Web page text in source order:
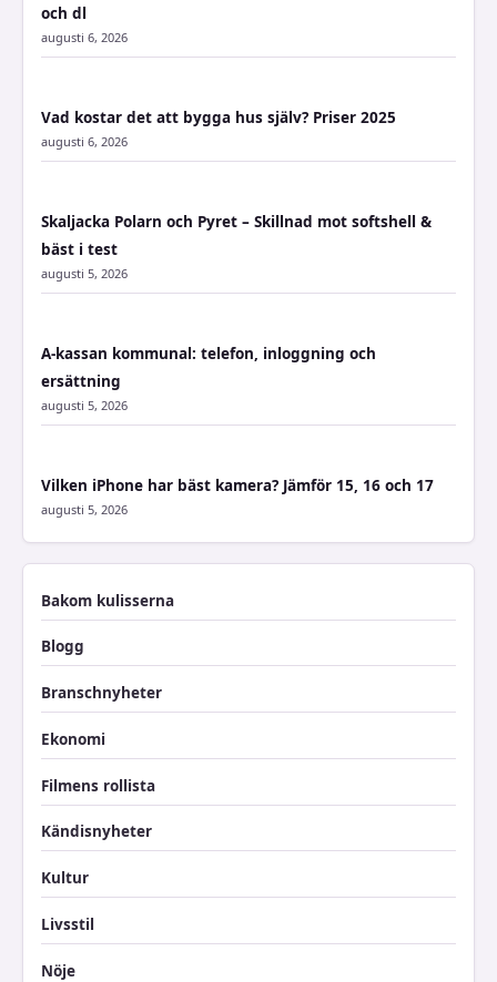
och dl
augusti 6, 2026
Vad kostar det att bygga hus själv? Priser 2025
augusti 6, 2026
Skaljacka Polarn och Pyret – Skillnad mot softshell &
bäst i test
augusti 5, 2026
A-kassan kommunal: telefon, inloggning och
ersättning
augusti 5, 2026
Vilken iPhone har bäst kamera? Jämför 15, 16 och 17
augusti 5, 2026
Bakom kulisserna
Blogg
Branschnyheter
Ekonomi
Filmens rollista
Kändisnyheter
Kultur
Livsstil
Nöje